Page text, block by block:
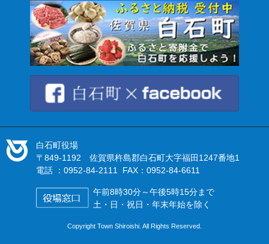
白石町役場
〒849-1192 佐賀県杵島郡白石町大字福田1247番地1
電話 ：0952-84-2111 FAX：0952-84-6611
午前8時30分～午後5時15分まで
土・日・祝日・年末年始を除く
Copyright Town Shiroishi. All Rights Reserved.